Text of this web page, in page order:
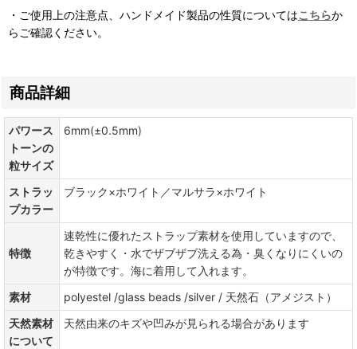
・ご使用上の注意点、ハンドメイド製品の性質についてはこちらか
らご確認ください。
商品詳細
パワース
トーンの
粒サイズ
6mm(±0.5mm)
ストラッ
プカラー
ブラック×ホワイト／マルサラ×ホワイト
特徴
速乾性に優れたストラップ素材を使用していますので、
乾きやすく・水でザブザブ洗える為・臭くなりにくいの
が特徴です。海に着用して入れます。
素材
polyestel /glass beads /silver / 天然石（アメジスト）
天然素材
について
天然由来のキズや凹みが見られる場合があります